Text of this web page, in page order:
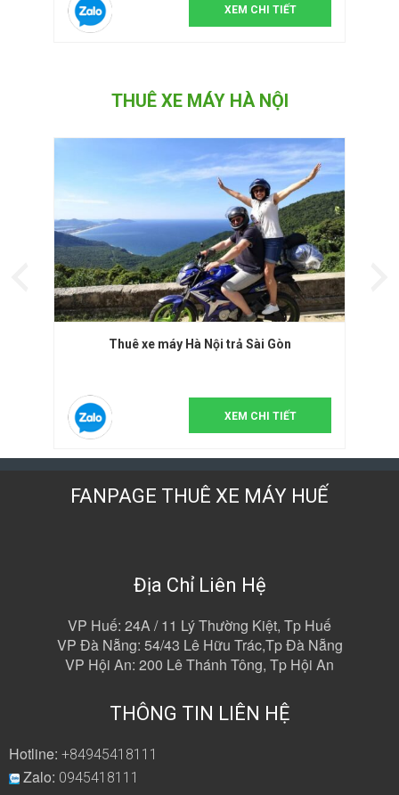
XEM CHI TIẾT
THUÊ XE MÁY HÀ NỘI
Thuê xe máy Hà Nội trả Sài Gòn
XEM CHI TIẾT
FANPAGE THUÊ XE MÁY HUẾ
Địa Chỉ Liên Hệ
VP Huế: 24A / 11 Lý Thường Kiệt, Tp Huế
VP Đà Nẵng: 54/43 Lê Hữu Trác,Tp Đà Nẵng
VP Hội An: 200 Lê Thánh Tông, Tp Hội An
THÔNG TIN LIÊN HỆ
Hotline: +84945418111
Zalo: 0945418111